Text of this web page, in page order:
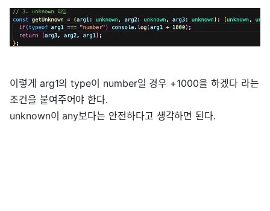
이렇게 arg1의 type이 number일 경우 +1000을 하겠다 라는
조건을 붙여주어야 한다.
unknown이 any보다는 안전하다고 생각하면 된다.